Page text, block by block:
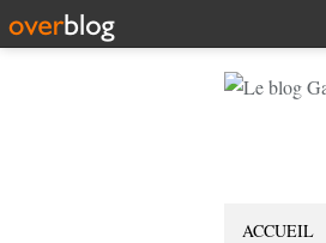
ACCUEIL